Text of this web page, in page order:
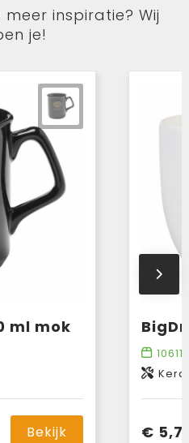
inspiratie? Wij
je!
ml mok
Bekijk
10611
€ 5,71